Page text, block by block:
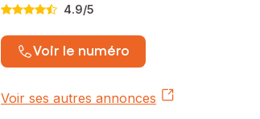
4.9/5
Voir le numéro
Voir ses autres annonces